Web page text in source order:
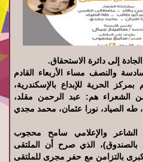
إلى دائرة الاستحقاق.
والنصف مساء الأربعاء القادم
بمركز الحرية للإبداع بالإسكندرية،
الشعراء هم: عبد الرحمن مقلد،
الصياد، نورا عثمان، محمد مجدي
والإعلامي سامح محجوب
الذي صرح أن الملتقى
بالتزامن مع حفر مجرى للملتقى